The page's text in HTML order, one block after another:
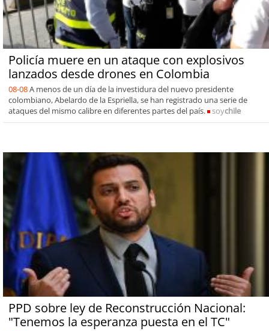
Policía muere en un ataque con explosivos
lanzados desde drones en Colombia
08-08A menos de un día de la investidura del nuevo presidente
colombiano, Abelardo de la Espriella, se han registrado una serie de
ataques del mismo calibre en diferentes partes del país.
soychile
PPD sobre ley de Reconstrucción Nacional:
"Tenemos la esperanza puesta en el TC"